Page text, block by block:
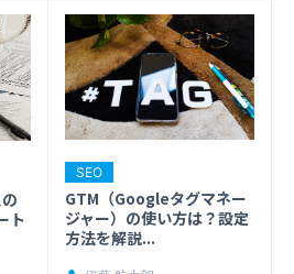
ト
SEO
GTM（Googleタグマネー
ジャー）の使い方は？設定
方法を解説...